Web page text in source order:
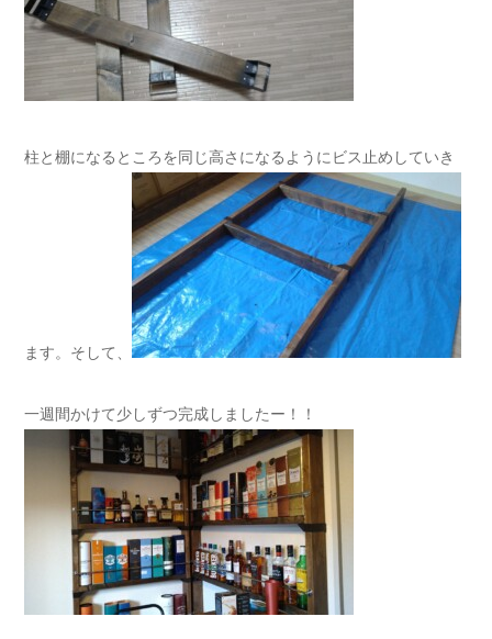
柱と棚になるところを同じ高さになるようにビス止めしていき
ます。そして、
一週間かけて少しずつ完成しましたー！！